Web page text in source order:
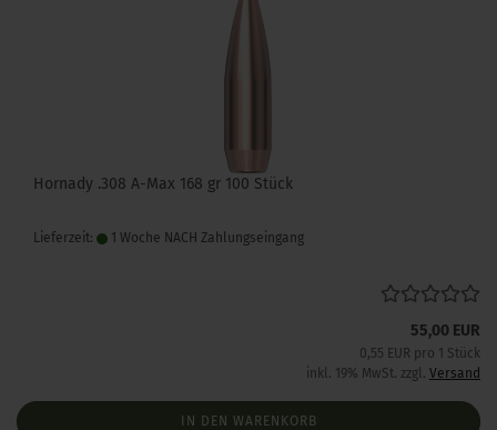
Hornady .308 A-Max 168 gr 100 Stück
Lieferzeit: 1 Woche NACH Zahlungseingang
55,00 EUR
0,55 EUR pro 1 Stück
inkl. 19% MwSt. zzgl. Versand
IN DEN WARENKORB